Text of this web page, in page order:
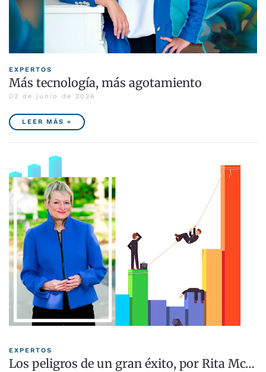
EXPERTOS
Más tecnología, más agotamiento
02 de junio de 2026
LEER MÁS »
EXPERTOS
Los peligros de un gran éxito, por Rita Mc…